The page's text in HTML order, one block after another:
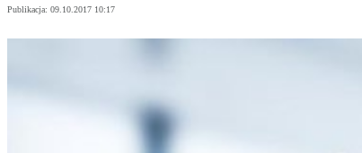
Publikacja: 09.10.2017 10:17